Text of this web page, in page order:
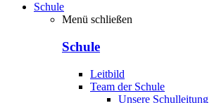
Schule
Menü schließen
Schule
Leitbild
Team der Schule
Unsere Schulleitung